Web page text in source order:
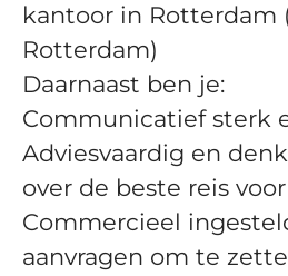
kantoor in Rotterdam
Rotterdam)
Daarnaast ben je:
Communicatief sterk
Adviesvaardig en
over de beste reis
Commercieel
aanvragen om te